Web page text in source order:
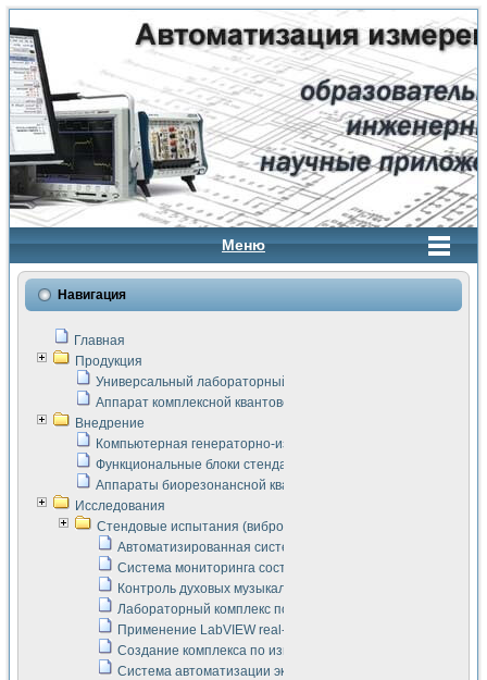
Меню
Навигация
Главная
Продукция
Универсальный лабораторный стенд "Сигнал-USB"
Аппарат комплексной квантовой терапии Интроскан
Внедрение
Компьютерная генераторно-измерительная система
Функциональные блоки стенда "Сигнал-USB"
Аппараты биорезонансной квантовой терапии серии СКАН
Исследования
Стендовые испытания (виброакустика, тензометрия и т.п.)
Автоматизированная система измерения параметров
Система мониторинга состояния тяговых
Контроль духовых музыкальных инструментов
Лабораторный комплекс по исследованию элементной
Применение LabVIEW real-time module для
Создание комплекса по измерению скорости подвижного
Система автоматизации экспериментальных